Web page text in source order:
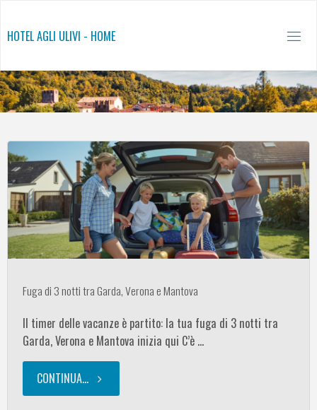
contenuto
HOTEL AGLI ULIVI - HOME
Fuga di 3 notti tra Garda, Verona e Mantova
Il timer delle vacanze è partito: la tua fuga di 3 notti tra
Garda, Verona e Mantova inizia qui C’è …
CONTINUA..."Fuga